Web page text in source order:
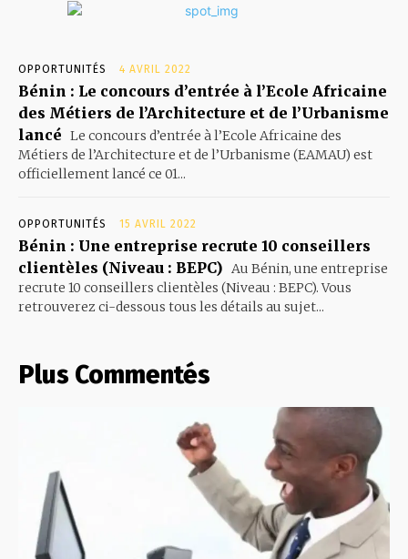
OPPORTUNITÉS 4 AVRIL 2022
Bénin : Le concours d’entrée à l’Ecole Africaine
des Métiers de l’Architecture et de l’Urbanisme
lancé Le concours d’entrée à l’Ecole Africaine des
Métiers de l’Architecture et de l’Urbanisme (EAMAU) est
officiellement lancé ce 01...
OPPORTUNITÉS 15 AVRIL 2022
Bénin : Une entreprise recrute 10 conseillers
clientèles (Niveau : BEPC) Au Bénin, une entreprise
recrute 10 conseillers clientèles (Niveau : BEPC). Vous
retrouverez ci-dessous tous les détails au sujet...
Plus Commentés